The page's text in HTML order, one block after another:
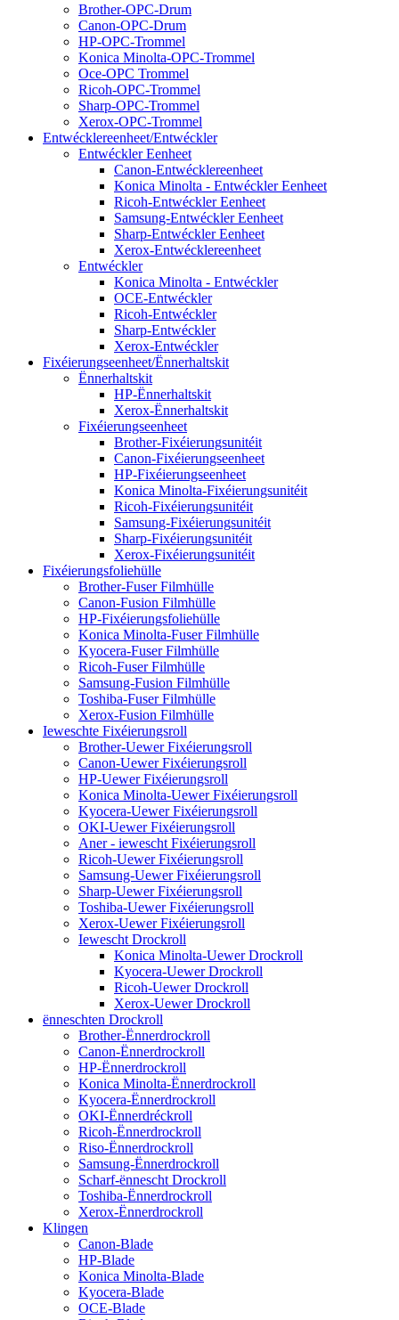
Brother-OPC-Drum
Canon-OPC-Drum
HP-OPC-Trommel
Konica Minolta-OPC-Trommel
Oce-OPC Trommel
Ricoh-OPC-Trommel
Sharp-OPC-Trommel
Xerox-OPC-Trommel
Entwécklereenheet/Entwéckler
Entwéckler Eenheet
Canon-Entwécklereenheet
Konica Minolta - Entwéckler Eenheet
Ricoh-Entwéckler Eenheet
Samsung-Entwéckler Eenheet
Sharp-Entwéckler Eenheet
Xerox-Entwécklereenheet
Entwéckler
Konica Minolta - Entwéckler
OCE-Entwéckler
Ricoh-Entwéckler
Sharp-Entwéckler
Xerox-Entwéckler
Fixéierungseenheet/Ënnerhaltskit
Ënnerhaltskit
HP-Ënnerhaltskit
Xerox-Ënnerhaltskit
Fixéierungseenheet
Brother-Fixéierungsunitéit
Canon-Fixéierungseenheet
HP-Fixéierungseenheet
Konica Minolta-Fixéierungsunitéit
Ricoh-Fixéierungsunitéit
Samsung-Fixéierungsunitéit
Sharp-Fixéierungsunitéit
Xerox-Fixéierungsunitéit
Fixéierungsfoliehülle
Brother-Fuser Filmhülle
Canon-Fusion Filmhülle
HP-Fixéierungsfoliehülle
Konica Minolta-Fuser Filmhülle
Kyocera-Fuser Filmhülle
Ricoh-Fuser Filmhülle
Samsung-Fusion Filmhülle
Toshiba-Fuser Filmhülle
Xerox-Fusion Filmhülle
Ieweschte Fixéierungsroll
Brother-Uewer Fixéierungsroll
Canon-Uewer Fixéierungsroll
HP-Uewer Fixéierungsroll
Konica Minolta-Uewer Fixéierungsroll
Kyocera-Uewer Fixéierungsroll
OKI-Uewer Fixéierungsroll
Aner - iewescht Fixéierungsroll
Ricoh-Uewer Fixéierungsroll
Samsung-Uewer Fixéierungsroll
Sharp-Uewer Fixéierungsroll
Toshiba-Uewer Fixéierungsroll
Xerox-Uewer Fixéierungsroll
Iewescht Drockroll
Konica Minolta-Uewer Drockroll
Kyocera-Uewer Drockroll
Ricoh-Uewer Drockroll
Xerox-Uewer Drockroll
ënneschten Drockroll
Brother-Ënnerdrockroll
Canon-Ënnerdrockroll
HP-Ënnerdrockroll
Konica Minolta-Ënnerdrockroll
Kyocera-Ënnerdrockroll
OKI-Ënnerdréckroll
Ricoh-Ënnerdrockroll
Riso-Ënnerdrockroll
Samsung-Ënnerdrockroll
Scharf-ënnescht Drockroll
Toshiba-Ënnerdrockroll
Xerox-Ënnerdrockroll
Klingen
Canon-Blade
HP-Blade
Konica Minolta-Blade
Kyocera-Blade
OCE-Blade